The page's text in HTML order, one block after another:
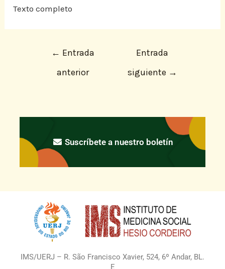
Texto completo
← Entrada
anterior
Entrada
siguiente →
Suscríbete a nuestro boletín
IMS/UERJ – R. São Francisco Xavier, 524, 6º Andar, BL.
E